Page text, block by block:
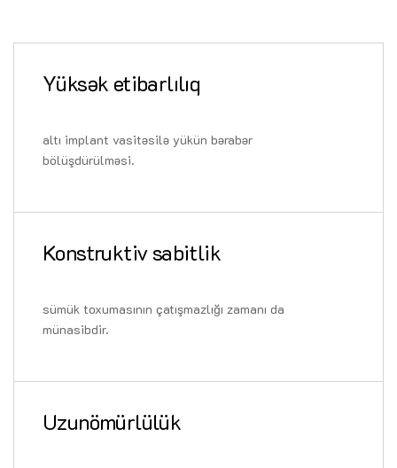
Yüksək etibarlılıq
altı implant vasitəsilə yükün bərabər
bölüşdürülməsi.
Konstruktiv sabitlik
sümük toxumasının çatışmazlığı zamanı da
münasibdir.
Uzunömürlülük